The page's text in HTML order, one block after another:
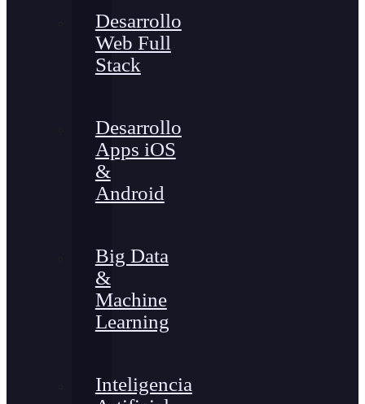
Desarrollo
Web Full
Stack
Desarrollo
Apps iOS
&
Android
Big Data
&
Machine
Learning
Inteligencia